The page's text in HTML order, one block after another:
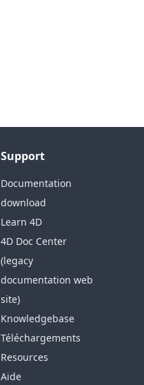
Support
Documentation
download
Learn 4D
4D Doc Center
(legacy
documentation web
site)
Knowledgebase
Téléchargements
Resources
Aide